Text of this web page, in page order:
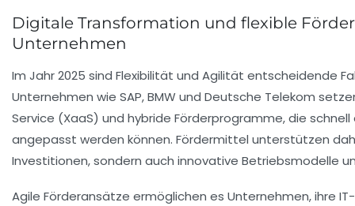
Digitale Transformation und flexible
Unternehmen
Im Jahr 2025 sind Flexibilität und Agilität entscheidende
Unternehmen wie SAP, BMW und Deutsche Telekom
Service (XaaS) und hybride Förderprogramme, die
angepasst werden können. Fördermittel unterstützen
Investitionen, sondern auch innovative Betriebsmodelle
Agile Förderansätze ermöglichen es Unternehmen, ihre